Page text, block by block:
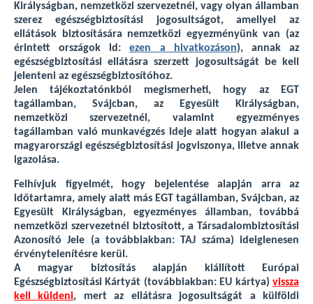
Királyságban, nemzetközi szervezetnél, vagy olyan államban
szerez egészségbiztosítási jogosultságot, amellyel az
ellátások biztosítására nemzetközi egyezményünk van (az
érintett országok ld:ezen a hivatkozáson), annak az
egészségbiztosítási ellátásra szerzett jogosultságát be kell
jelenteni az egészségbiztosítóhoz.
Jelen tájékoztatónkból megismerheti, hogy az EGT
tagállamban, Svájcban, az Egyesült Királyságban,
nemzetközi szervezetnél, valamint egyezményes
tagállamban való munkavégzés ideje alatt hogyan alakul a
magyarországi egészségbiztosítási jogviszonya, illetve annak
igazolása.
Felhívjuk figyelmét, hogy bejelentése alapján arra az
időtartamra, amely alatt más EGT tagállamban, Svájcban, az
Egyesült Királyságban, egyezményes államban, továbbá
nemzetközi szervezetnél biztosított, a Társadalombiztosítási
Azonosító Jele (a továbbiakban: TAJ száma) ideiglenesen
érvénytelenítésre kerül.
A magyar biztosítás alapján kiállított Európai
Egészségbiztosítási Kártyát (továbbiakban: EU kártya) vissza
kell küldeni, mert az ellátásra jogosultságát a külföldi